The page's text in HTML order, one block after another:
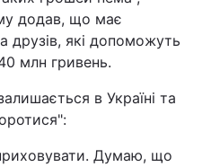
додав, що має
друзів, які допоможуть
млн гривень.
в Україні та
Думаю, що